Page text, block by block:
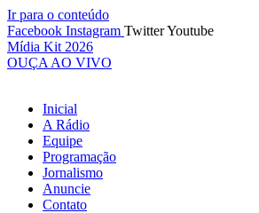
Ir para o conteúdo
Facebook Instagram TwitterYoutube
Mídia Kit 2026
OUÇA AO VIVO
Inicial
A Rádio
Equipe
Programação
Jornalismo
Anuncie
Contato